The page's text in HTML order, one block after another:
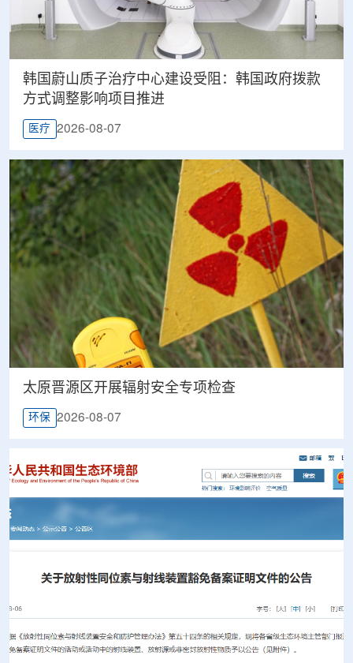
韩国蔚山质子治疗中心建设受阻：韩国政府拨款
方式调整影响项目推进
医疗 2026-08-07
太原晋源区开展辐射安全专项检查
环保 2026-08-07